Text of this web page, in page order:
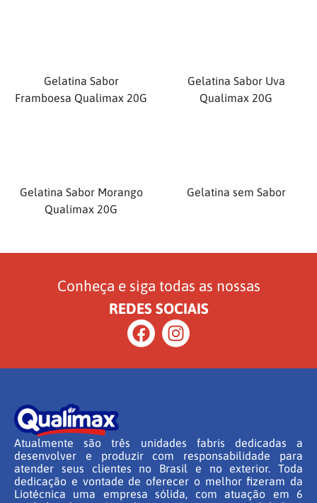
Gelatina Sabor
Framboesa Qualimax 20G
Gelatina Sabor Uva
Qualimax 20G
Gelatina Sabor Morango
Qualimax 20G
Gelatina sem Sabor
Conheça e siga todas as nossas
REDES SOCIAIS
Atualmente são três unidades fabris dedicadas a
desenvolver e produzir com responsabilidade para
atender seus clientes no Brasil e no exterior. Toda
dedicação e vontade de oferecer o melhor fizeram da
Liotécnica uma empresa sólida, com atuação em 6